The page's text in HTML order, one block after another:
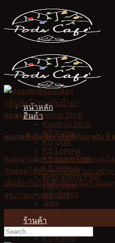
content
หน้าหลัก
สินค้า
Kardinal Stick
KS Kurve
KS Quik
KS Lumina
KS Kurve Lite
KS Xense
Relx Infinity Plus
Relx Zero
Infy Series
Jues
VMC
ร้านค้า
Kardinal Stick
KS Kurve
หอมสดชื่นต่อเนื่อง กลิ่นชัดไม่จางกับ น้ำ
หอมนานยิ่งกว่าเคย กลิ่นชัดเจน
กับพอดไฟฟ้าระบบปิดตัวเก่งอย่า
เต็มอิ่มกับนิโคตินแบบเน้นๆ แน่นๆ
สุขภาพมากกว่า [...]
Dec